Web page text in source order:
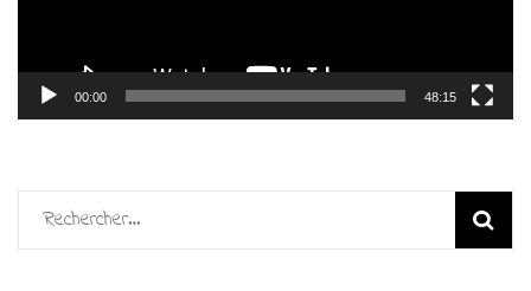
00:00 48:15
Rechercher :